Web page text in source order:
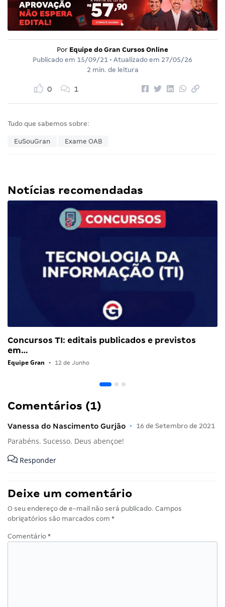
Por Equipe do Gran Cursos Online
Publicado em 15/09/21 • Atualizado em 27/05/26
2 min. de leitura
0 1
Tudo que sabemos sobre:
EuSouGran Exame OAB
Notícias recomendadas
Concursos TI: editais publicados e previstos
em…
Equipe Gran • 12 de Junho
Comentários (1)
Vanessa do Nascimento Gurjão • 16 de Setembro de 2021
Parabéns. Sucesso. Deus abençoe!
Responder
Deixe um comentário
O seu endereço de e-mail não será publicado. Campos
obrigatórios são marcados com *
Comentário *